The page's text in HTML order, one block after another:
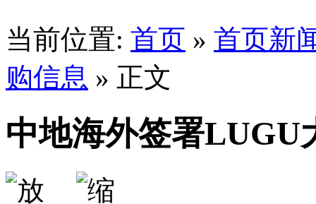
当前位置: 首页 » 首页新
购信息 » 正文
中地海外签署LUGU